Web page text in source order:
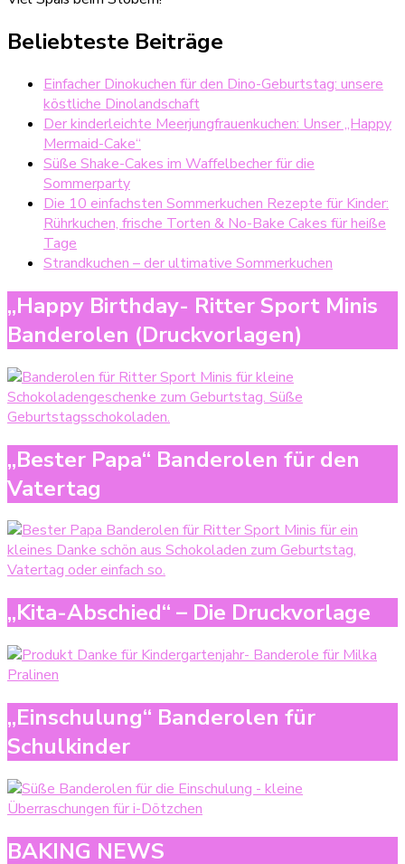
Beliebteste Beiträge
Einfacher Dinokuchen für den Dino-Geburtstag: unsere
köstliche Dinolandschaft
Der kinderleichte Meerjungfrauenkuchen: Unser „Happy
Mermaid-Cake“
Süße Shake-Cakes im Waffelbecher für die
Sommerparty
Die 10 einfachsten Sommerkuchen Rezepte für Kinder:
Rührkuchen, frische Torten & No-Bake Cakes für heiße
Tage
Strandkuchen – der ultimative Sommerkuchen
„Happy Birthday- Ritter Sport Minis
Banderolen (Druckvorlagen)
„Bester Papa“ Banderolen für den
Vatertag
„Kita-Abschied“ – Die Druckvorlage
„Einschulung“ Banderolen für
Schulkinder
BAKING NEWS